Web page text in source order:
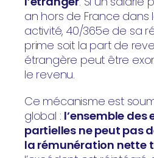
an hors de France
activité, 40/365e de sa
prime soit la part de
étrangère peut être
le revenu.
Ce mécanisme est
global : l’ensemble des
partielles ne peut pas
la rémunération nette